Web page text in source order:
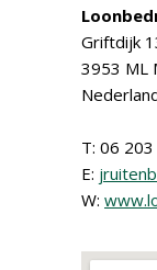
Griftdijk
3953 ML
T: 06
E:
W: